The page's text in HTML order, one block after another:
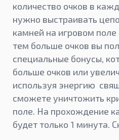
количество очков в
нужно выстраивать
камней на игровом
тем больше очков вы
специальные бонусы,
больше очков или
используя энергию
сможете уничтожить
поле. На прохождение
будет только 1 минута.